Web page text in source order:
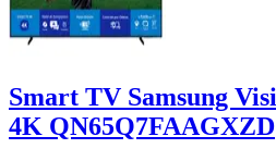
Smart TV Samsung
4K QN65Q7FAAGXZD